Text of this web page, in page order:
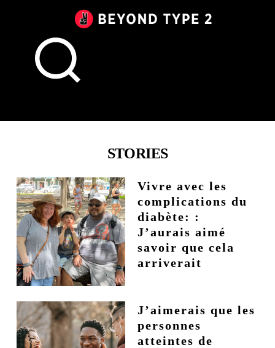
STORIES
Vivre avec les
complications du
diabète: :
J’aurais aimé
savoir que cela
arriverait
J’aimerais que les
personnes
atteintes de